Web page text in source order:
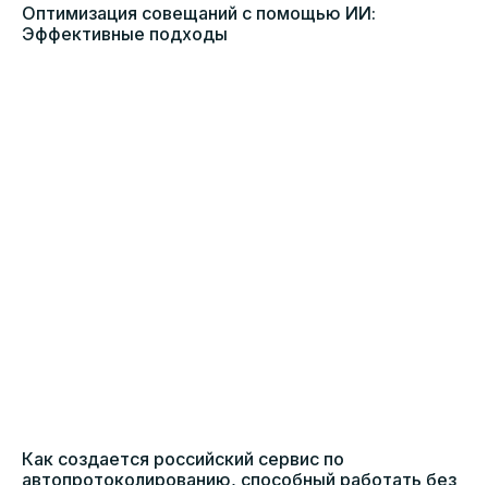
Оптимизация совещаний с помощью ИИ:
Эффективные подходы
Как создается российский сервис по
автопротоколированию, способный работать без